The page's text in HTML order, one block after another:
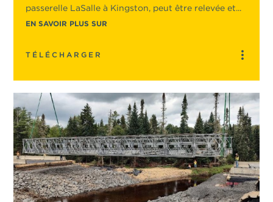
passerelle LaSalle à Kingston, peut être relevée et...
EN SAVOIR PLUS SUR
TÉLÉCHARGER